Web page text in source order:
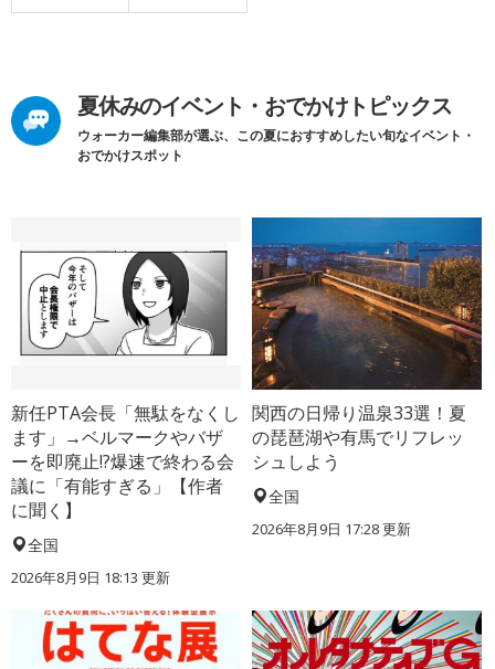
夏休みのイベント・おでかけトピックス
ウォーカー編集部が選ぶ、この夏におすすめしたい旬なイベント・
おでかけスポット
新任PTA会長「無駄をなくし
ます」→ベルマークやバザ
ーを即廃止!?爆速で終わる会
議に「有能すぎる」【作者
に聞く】
全国
2026年8月9日 18:13 更新
関西の日帰り温泉33選！夏
の琵琶湖や有馬でリフレッ
シュしよう
全国
2026年8月9日 17:28更新